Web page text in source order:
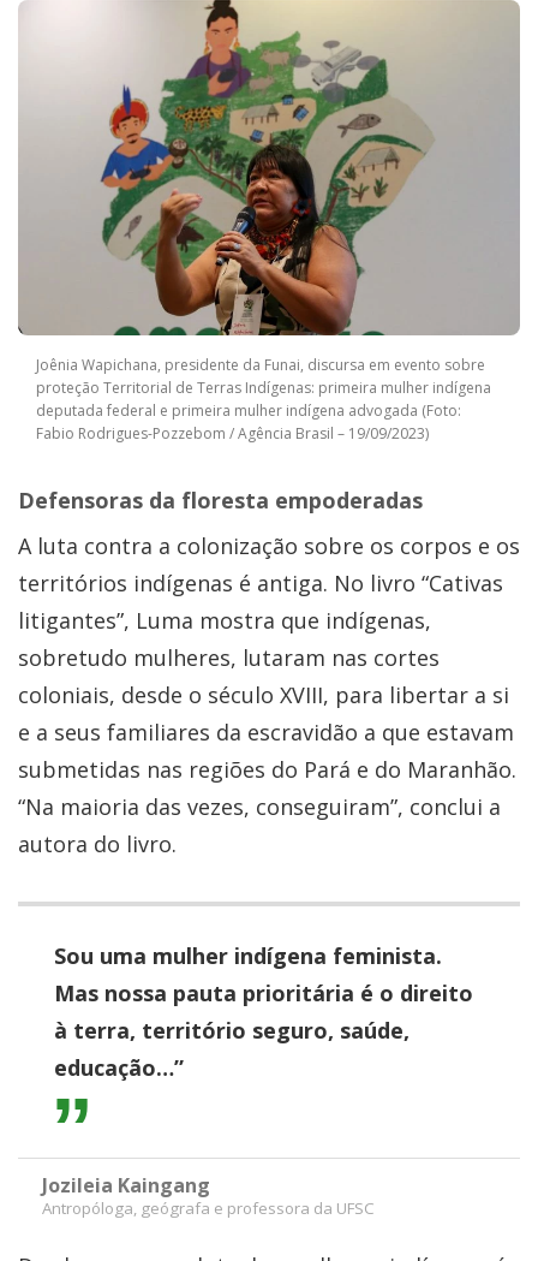
Joênia Wapichana, presidente da Funai, discursa em evento sobre
proteção Territorial de Terras Indígenas: primeira mulher indígena
deputada federal e primeira mulher indígena advogada (Foto:
Fabio Rodrigues-Pozzebom / Agência Brasil – 19/09/2023)
Defensoras da floresta empoderadas
A luta contra a colonização sobre os corpos e os
territórios indígenas é antiga. No livro “Cativas
litigantes”, Luma mostra que indígenas,
sobretudo mulheres, lutaram nas cortes
coloniais, desde o século XVIII, para libertar a si
e a seus familiares da escravidão a que estavam
submetidas nas regiões do Pará e do Maranhão.
“Na maioria das vezes, conseguiram”, conclui a
autora do livro.
Sou uma mulher indígena feminista.
Mas nossa pauta prioritária é o direito
à terra, território seguro, saúde,
educação…”
Jozileia Kaingang
Antropóloga, geógrafa e professora da UFSC